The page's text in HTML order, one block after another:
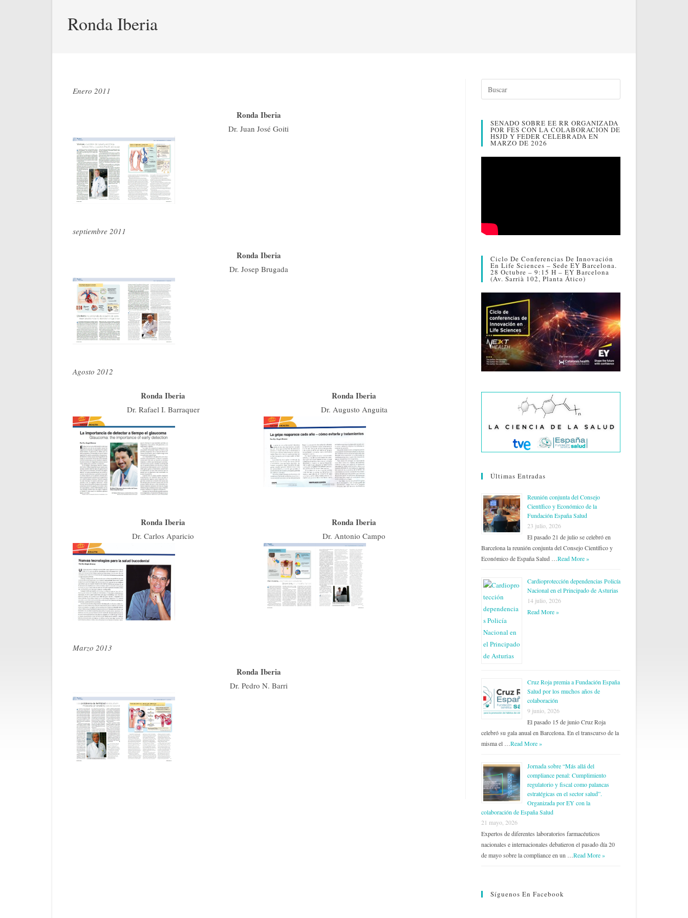
Ronda Iberia
Enero 2011
Ronda Iberia
Dr. Juan José Goiti
septiembre 2011
Ronda Iberia
Dr. Josep Brugada
Agosto 2012
Ronda Iberia
Dr. Rafael I. Barraquer
Ronda Iberia
Dr. Augusto Anguita
Ronda Iberia
Dr. Carlos Aparicio
Ronda Iberia
Dr. Antonio Campo
Marzo 2013
Ronda Iberia
Dr. Pedro N. Barri
SENADO SOBRE EE RR ORGANIZADA
POR FES CON LA COLABORACION DE
HSJD Y FEDER CELEBRADA EN
MARZO DE 2026
Ciclo De Conferencias De Innovación
En Life Sciences – Sede EY Barcelona.
28 Octubre – 9:15 H – EY Barcelona
(Av. Sarrià 102, Planta Ático)
Últimas Entradas
Reunión conjunta del Consejo
Científico y Económico de la
Fundación España Salud
23 julio, 2026
El pasado 21 de julio se celebró en
Barcelona la reunión conjunta del Consejo Científico y
Económico de España Salud …Read More »
Cardioprotección dependencias Policía
Nacional en el Principado de Asturias
14 julio, 2026
Read More »
Cruz Roja premia a Fundación España
Salud por los muchos años de
colaboración
9 junio, 2026
El pasado 15 de junio Cruz Roja
celebró su gala anual en Barcelona. En el transcurso de la
misma el …Read More »
Jornada sobre “Más allá del
compliance penal: Cumplimiento
regulatorio y fiscal como palancas
estratégicas en el sector salud”.
Organizada por EY con la
colaboración de España Salud
21 mayo, 2026
Expertos de diferentes laboratorios farmacéuticos
nacionales e internacionales debatieron el pasado día 20
de mayo sobre la compliance en un …Read More »
Síguenos En Facebook